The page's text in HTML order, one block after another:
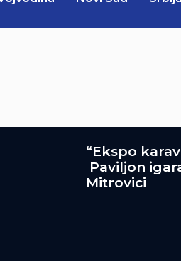
“Ekspo
Paviljon
Mitrovici